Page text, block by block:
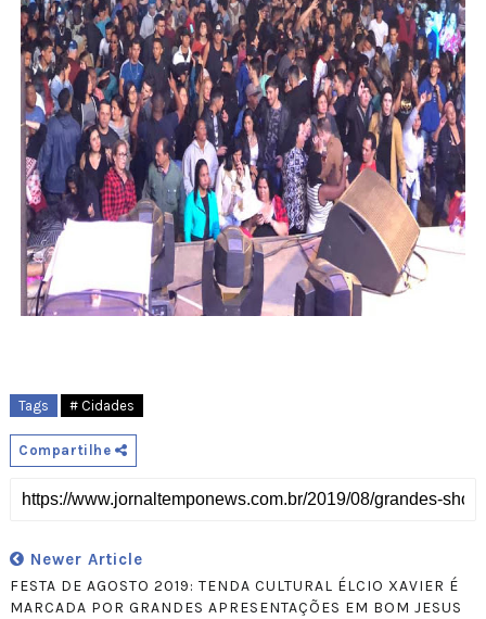
Tags # Cidades
Compartilhe
Newer Article
FESTA DE AGOSTO 2019: TENDA CULTURAL ÉLCIO XAVIER É
MARCADA POR GRANDES APRESENTAÇÕES EM BOM JESUS